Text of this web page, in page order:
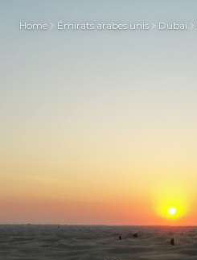
Home Émirats arabes unis Dubaï